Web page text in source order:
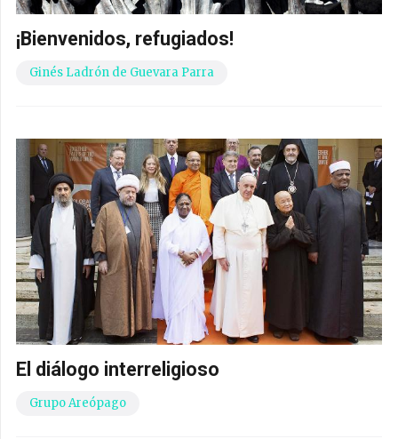
¡Bienvenidos, refugiados!
Ginés Ladrón de Guevara Parra
El diálogo interreligioso
Grupo Areópago